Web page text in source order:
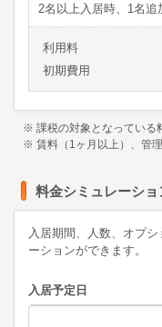
2名以上入居時、1名追
利用料
初期費用
※ 課税の対象となっている
※ 賃料（1ヶ月以上）、管
料金シミュレーショ
入居期間、人数、オプ
ーションができます。
入居予定日